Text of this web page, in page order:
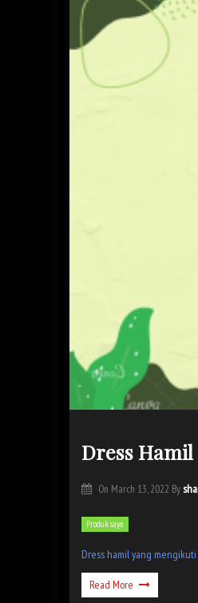
Dress Hamil
On March 13, 2022 By
Produk saya
Dress hamil yang
Read More